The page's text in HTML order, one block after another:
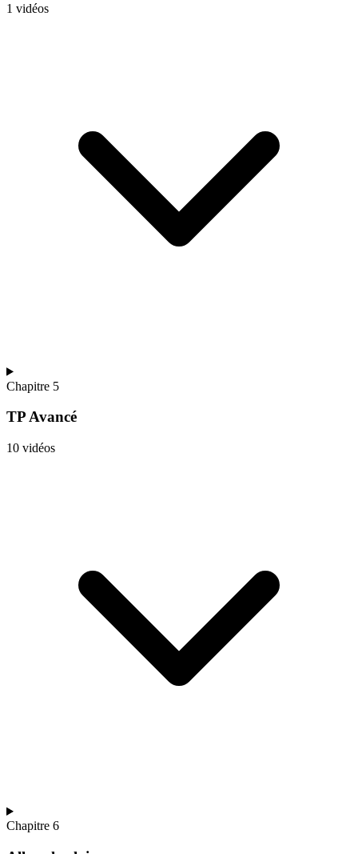
1 vidéos
Chapitre 5
TP Avancé
10 vidéos
Chapitre 6